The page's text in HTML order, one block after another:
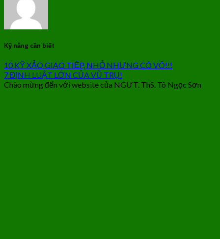
Kỹ năng cần biết
10 KỸ XẢO GIAO TIẾP, NHỎ NHƯNG CÓ VÕ!!!
7 ĐỊNH LUẬT LỚN CỦA VŨ TRỤ!
Chào mừng đến với website của NGƯT. ThS. Tô Ngọc Sơn